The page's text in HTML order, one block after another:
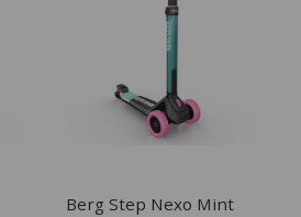
Berg Step Nexo Mint